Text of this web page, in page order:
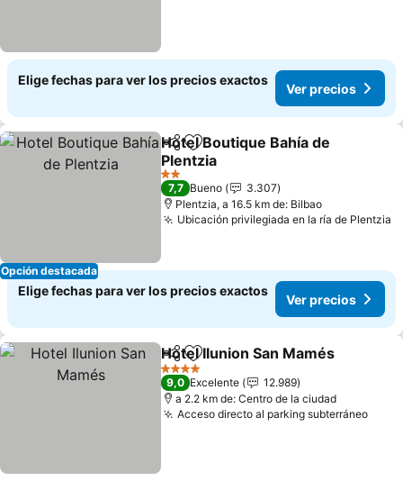
Elige fechas para ver los precios exactos
Ver precios
Opción destacada
CompartirAgregar a favoritos
Hotel Boutique Bahía de
Plentzia
Ver precios
2 Estrellas
7,7 Bueno
3.307
Plentzia, a 16.5 km de: Bilbao
Ubicación privilegiada en la ría de Plentzia
Elige fechas para ver los precios exactos
Ver precios
CompartirAgregar a favoritos
Hotel Ilunion San Mamés
4 Estrellas
9,0 Excelente
12.989
a 2.2 km de: Centro de la ciudad
Acceso directo al parking subterráneoVer